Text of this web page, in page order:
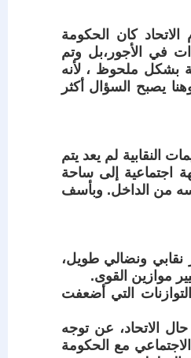
كان الحكومة
في الأجور،بل وتم
بشكل ملحوظ ، لأنه
يصبح السؤال أكثر
النقابية لم يعد يتم
اجتماعية إلى ساحة
من الداخل. وبأسف
نقابي ونضالي طويل،
موازين القوى.
التي أضعفت
الاتحاد، عن توجه
مع الحكومة